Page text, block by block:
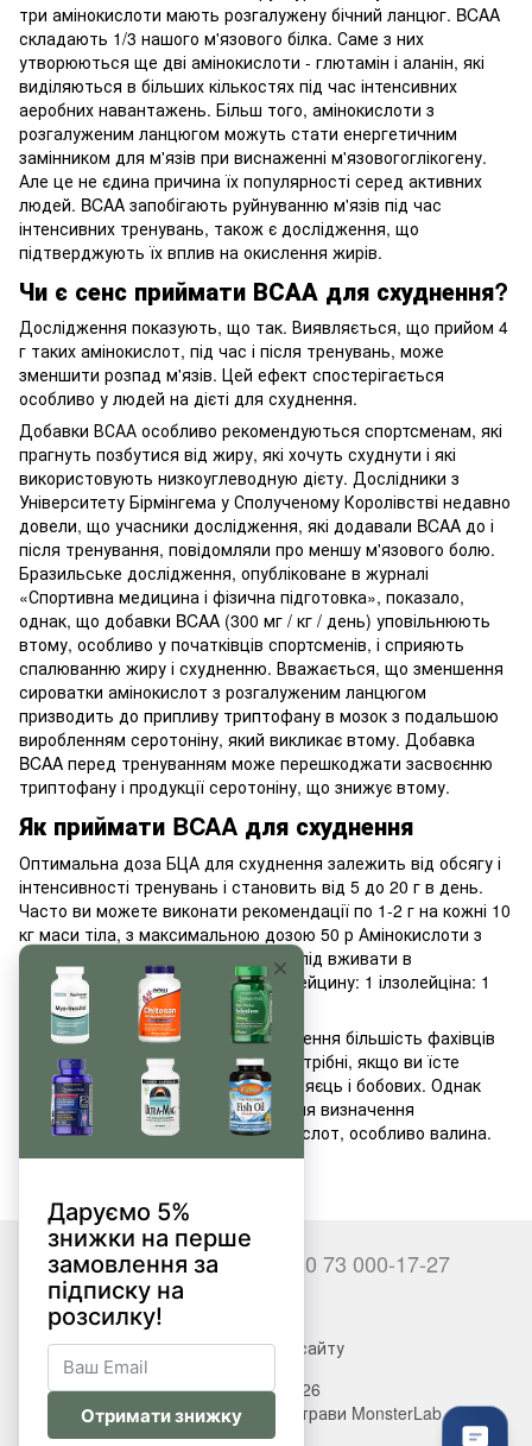
три амінокислоти мають розгалужену бічний ланцюг. BCAA
складають 1/3 нашого м'язового білка. Саме з них
утворюються ще дві амінокислоти - глютамін і аланін, які
виділяються в більших кількостях під час інтенсивних
аеробних навантажень. Більш того, амінокислоти з
розгалуженим ланцюгом можуть стати енергетичним
замінником для м'язів при виснаженні м'язовогоглікогену.
Але це не єдина причина їх популярності серед активних
людей. BCAA запобігають руйнуванню м'язів під час
інтенсивних тренувань, також є дослідження, що
підтверджують їх вплив на окислення жирів.
Чи є сенс приймати ВСАА для схуднення?
Дослідження показують, що так. Виявляється, що прийом 4
г таких амінокислот, під час і після тренувань, може
зменшити розпад м'язів. Цей ефект спостерігається
особливо у людей на дієті для схуднення.
Добавки ВСАА особливо рекомендуються спортсменам, які
прагнуть позбутися від жиру, які хочуть схуднути і які
використовують низкоуглеводную дієту. Дослідники з
Університету Бірмінгема у Сполученому Королівстві недавно
довели, що учасники дослідження, які додавали BCAA до і
після тренування, повідомляли про меншу м'язового болю.
Бразильське дослідження, опубліковане в журналі
«Спортивна медицина і фізична підготовка», показало,
однак, що добавки BCAA (300 мг / кг / день) уповільнюють
втому, особливо у початківців спортсменів, і сприяють
спалюванню жиру і схудненню. Вважається, що зменшення
сироватки амінокислот з розгалуженим ланцюгом
призводить до припливу триптофану в мозок з подальшою
виробленням серотоніну, який викликає втому. Добавка
BCAA перед тренуванням може перешкоджати засвоєнню
триптофану і продукції серотоніну, що знижує втому.
Як приймати BCAA для схуднення
Оптимальна доза БЦА для схуднення залежить від обсягу і
інтенсивності тренувань і становить від 5 до 20 г в день.
Часто ви можете виконати рекомендації по 1-2 г на кожні 10
кг маси тіла, з максимальною дозою 50 р Амінокислоти з
розгалуженим ланцюгом завжди слід вживати в
правильному співвідношенні: 2-3 лейцину: 1 ілзолейціна: 1
валина.
На питання як пити bcaa для схуднення більшість фахівців
вважають, що добавки BCAA не потрібні, якщо ви їсте
досить м'яса, молочних продуктів, яєць і бобових. Однак
необхідні подальші дослідження для визначення
оптимальної дози окремих амінокислот, особливо валина.
+380 66 000-17-27 +380 73 000-17-27
Повна версія сайту
© 2017—2026
Вітаміни, БАДи, добавки, трави MonsterLab